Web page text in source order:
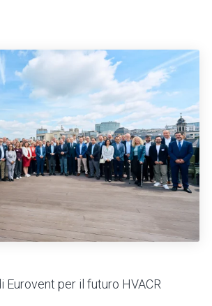
Eurovent per il futuro HVACR